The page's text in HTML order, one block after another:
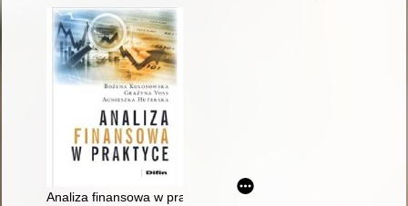
Analiza finansowa w praktyce